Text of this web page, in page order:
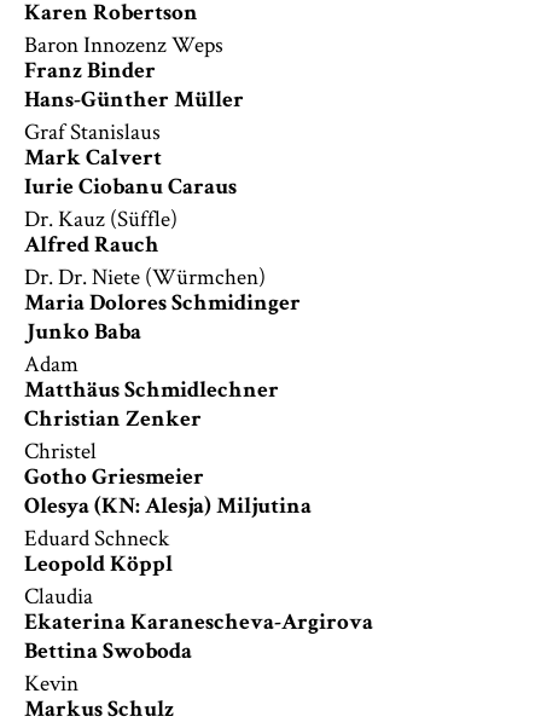
Karen Robertson
Baron Innozenz Weps
Franz Binder
Hans-Günther Müller
Graf Stanislaus
Mark Calvert
Iurie Ciobanu Caraus
Dr. Kauz (Süffle)
Alfred Rauch
Dr. Dr. Niete (Würmchen)
Maria Dolores Schmidinger
Junko Baba
Adam
Matthäus Schmidlechner
Christian Zenker
Christel
Gotho Griesmeier
Olesya (KN: Alesja) Miljutina
Eduard Schneck
Leopold Köppl
Claudia
Ekaterina Karanescheva-Argirova
Bettina Swoboda
Kevin
Markus Schulz